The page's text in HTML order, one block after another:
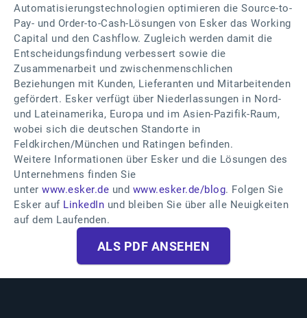
Automatisierungstechnologien optimieren die Source-to-
Pay- und Order-to-Cash-Lösungen von Esker das Working
Capital und den Cashflow. Zugleich werden damit die
Entscheidungsfindung verbessert sowie die
Zusammenarbeit und zwischenmenschlichen
Beziehungen mit Kunden, Lieferanten und Mitarbeitenden
gefördert. Esker verfügt über Niederlassungen in Nord-
und Lateinamerika, Europa und im Asien-Pazifik-Raum,
wobei sich die deutschen Standorte in
Feldkirchen/München und Ratingen befinden.
Weitere Informationen über Esker und die Lösungen des
Unternehmens finden Sie
unter www.esker.de und www.esker.de/blog. Folgen Sie
Esker auf LinkedIn und bleiben Sie über alle Neuigkeiten
auf dem Laufenden.
ALS PDF ANSEHEN